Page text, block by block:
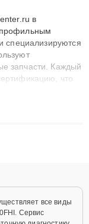
в
специализируются
запчасти. Каждый
что
до 3 лет.
все виды
Сервис